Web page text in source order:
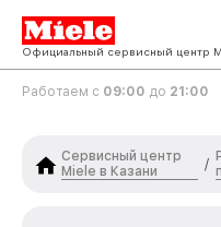
Официальный сервисный центр
Работаем с 09:00 до 21:00
Сервисный центр
Miele в Казани
/